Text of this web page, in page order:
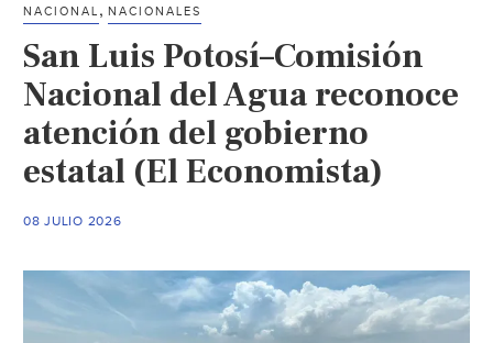
la
de
agua
de
Diputada
(El
Sol
NACIONAL ,NACIONALES
San Luis Potosí–Comisión
Nacional del Agua reconoce
atención del gobierno
estatal (El Economista)
08 JULIO 2026